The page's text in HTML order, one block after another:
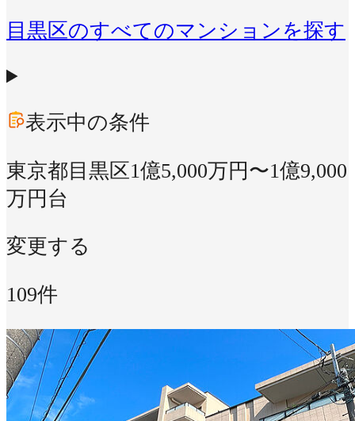
目黒区のすべてのマンションを探す
表示中の条件
東京都目黒区 1億5,000万円〜1億9,000
万円台
変更する
109件